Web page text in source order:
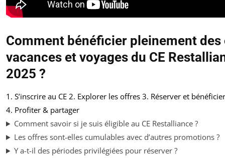
Comment bénéficier pleinement
vacances et voyages du CE
2025 ?
1. S’inscrire au CE 2. Explorer les offres 3. Réserver et bénéficier
4. Profiter & partager
Comment savoir si je suis éligible au CE Restalliance ?
Les offres sont-elles cumulables avec d’autres promotions ?
Y a-t-il des périodes privilégiées pour réserver ?